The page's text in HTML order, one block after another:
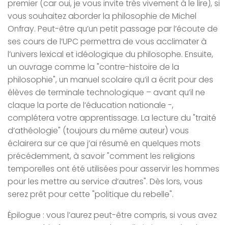
premier (car oui, je vous invite très vivement à le lire), si
vous souhaitez aborder la philosophie de Michel
Onfray. Peut-être qu’un petit passage par l’écoute de
ses cours de l’UPC permettra de vous acclimater à
l’univers lexical et idéologique du philosophe. Ensuite,
un ouvrage comme la "contre-histoire de la
philosophie", un manuel scolaire qu’il a écrit pour des
élèves de terminale technologique – avant qu’il ne
claque la porte de l’éducation nationale -,
complétera votre apprentissage. La lecture du "traité
d’athéologie" (toujours du même auteur) vous
éclairera sur ce que j’ai résumé en quelques mots
précédemment, à savoir "comment les religions
temporelles ont été utilisées pour asservir les hommes
pour les mettre au service d’autres". Dès lors, vous
serez prêt pour cette "politique du rebelle".
Épilogue : vous l’aurez peut-être compris, si vous avez